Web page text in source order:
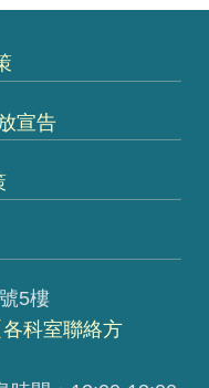
宣告
5樓
各科室聯絡方